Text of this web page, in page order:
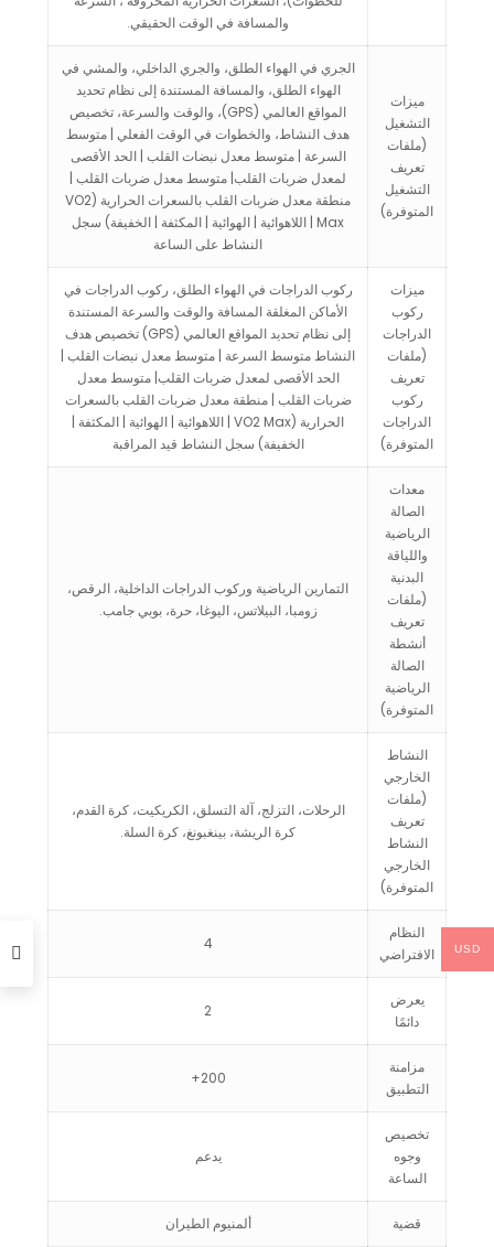
والمسافة في الوقت الحقيقي.
ميزات
التشغيل
(ملفات
تعريف
التشغيل
المتوفرة)
الجري في الهواء الطلق، والجري الداخلي، والمشي في
الهواء الطلق، والمسافة المستندة إلى نظام تحديد
المواقع العالمي (GPS)، والوقت والسرعة، تخصيص
هدف النشاط، والخطوات في الوقت الفعلي | متوسط
السرعة | متوسط معدل نبضات القلب | الحد الأقصى
لمعدل ضربات القلب| متوسط معدل ضربات القلب |
منطقة معدل ضربات القلب بالسعرات الحرارية (VO2
Max | اللاهوائية | الهوائية | المكثفة | الخفيفة) سجل
النشاط على الساعة
ميزات
ركوب
الدراجات
(ملفات
تعريف
ركوب
الدراجات
المتوفرة)
ركوب الدراجات في الهواء الطلق، ركوب الدراجات في
الأماكن المغلقة المسافة والوقت والسرعة المستندة
إلى نظام تحديد المواقع العالمي (GPS) تخصيص هدف
النشاط متوسط السرعة | متوسط معدل نبضات القلب |
الحد الأقصى لمعدل ضربات القلب| متوسط معدل
ضربات القلب | منطقة معدل ضربات القلب بالسعرات
الحرارية (VO2 Max | اللاهوائية | الهوائية | المكثفة |
الخفيفة) سجل النشاط قيد المراقبة
معدات
الصالة
الرياضية
واللياقة
البدنية
(ملفات
تعريف
أنشطة
الصالة
الرياضية
المتوفرة)
التمارين الرياضية وركوب الدراجات الداخلية، الرقص،
زومبا، البيلاتس، اليوغا، حرة، بوبي جامب.
النشاط
الخارجي
(ملفات
تعريف
النشاط
الخارجي
المتوفرة)
الرحلات، التزلج، آلة التسلق، الكريكيت، كرة القدم،
كرة الريشة، بينغبونغ، كرة السلة.
النظام
الافتراضي
4
يعرض
دائمًا
2
مزامنة
التطبيق
200+
تخصيص
وجوه
الساعة
يدعم
قضية ألمنيوم الطيران
USD